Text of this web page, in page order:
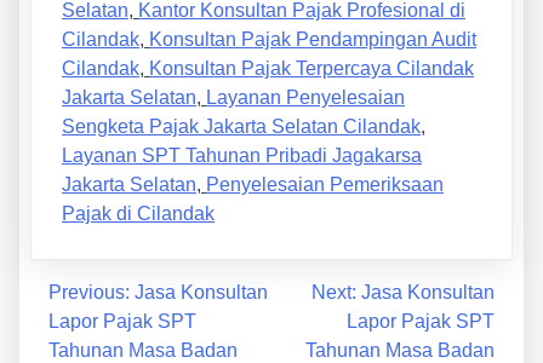
Selatan, Kantor Konsultan Pajak Profesional di
Cilandak, Konsultan Pajak Pendampingan Audit
Cilandak, Konsultan Pajak Terpercaya Cilandak
Jakarta Selatan, Layanan Penyelesaian
Sengketa Pajak Jakarta Selatan Cilandak,
Layanan SPT Tahunan Pribadi Jagakarsa
Jakarta Selatan, Penyelesaian Pemeriksaan
Pajak di Cilandak
Previous: Jasa Konsultan
Lapor Pajak SPT
Tahunan Masa Badan
Next: Jasa Konsultan
Lapor Pajak SPT
Tahunan Masa Badan